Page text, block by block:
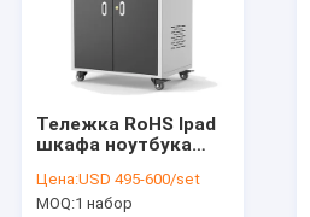
Шкаф планшета поручая
Шкаф ноутбука поручая
Lockable поручая шкаф
Тележка RoHS Ipad
шкафа ноутбука
импульса поручая
поручая для 30
Цена:USD 495-600/set
MOQ:1 набор